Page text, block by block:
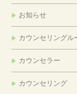
お知らせ
カウンセリングル
カウンセラー
カウンセリング